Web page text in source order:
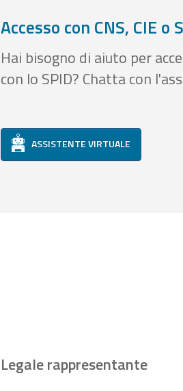
Accesso con CNS, CIE o
Hai bisogno di aiuto per
con lo SPID? Chatta con
ASSISTENTE VIRTUALE
Legale rappresentante